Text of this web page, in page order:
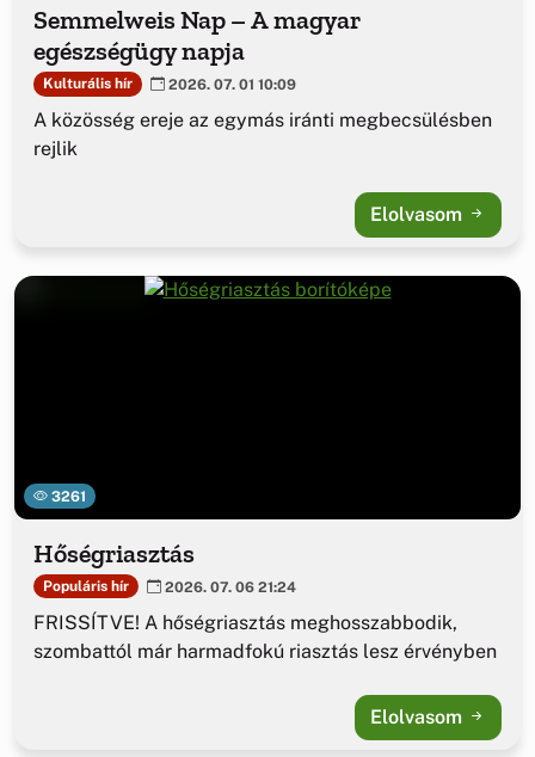
Semmelweis Nap – A magyar
egészségügy napja
Kulturális hír 2026. 07. 01 10:09
A közösség ereje az egymás iránti megbecsülésben
rejlik
Elolvasom
3261
Hőségriasztás
Populáris hír 2026. 07. 06 21:24
FRISSÍTVE! A hőségriasztás meghosszabbodik,
szombattól már harmadfokú riasztás lesz érvényben
Elolvasom